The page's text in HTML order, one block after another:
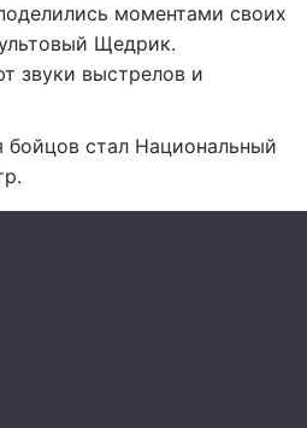
моментами своих
Щедрик.
звуки выстрелов и
стал Национальный